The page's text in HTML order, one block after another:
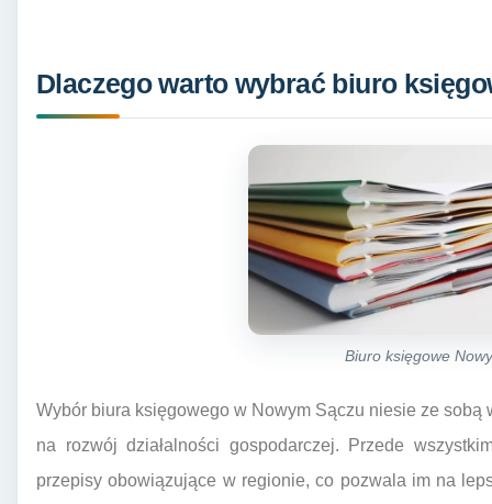
Dlaczego warto wybrać biuro
Biuro księgowe
Wybór biura księgowego w Nowym Sączu niesie ze sobą
na rozwój działalności gospodarczej. Przede
przepisy obowiązujące w regionie, co pozwala im na